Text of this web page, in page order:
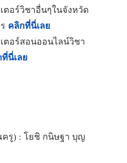
ตอร์วิชาอื่นๆในจังหวัด
คลิกที่นี่เลย
ตอร์สอนออนไลน์วิชา
นี่เลย
รู) : โยชิ กนิษฐา บุญ